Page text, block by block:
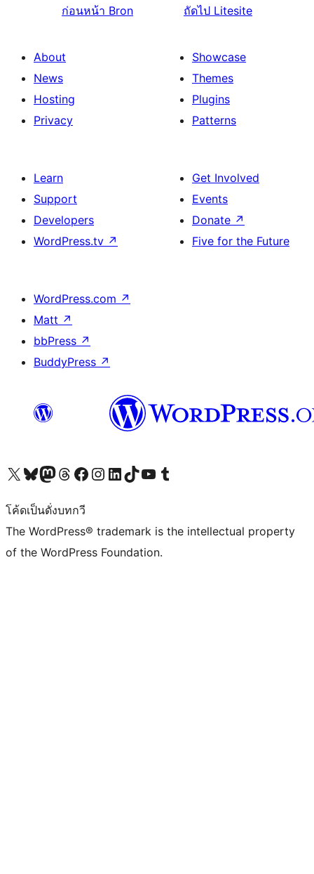
ก่อนหน้า Bron ถัดไป Litesite
About
News
Hosting
Privacy
Showcase
Themes
Plugins
Patterns
Learn
Support
Developers
WordPress.tv ↗
Get Involved
Events
Donate ↗
Five for the Future
WordPress.com ↗
Matt ↗
bbPress ↗
BuddyPress ↗
Visit our X (formerly Twitter) account
Visit our Bluesky account
Visit our Mastodon account
Visit our Threads account
Visit our Facebook page
Visit our Instagram account
Visit our LinkedIn account
Visit our TikTok account
Visit our YouTube channel
Visit our Tumblr account
โค้ดเป็นดั่งบทกวี
The WordPress® trademark is the intellectual property
of the WordPress Foundation.